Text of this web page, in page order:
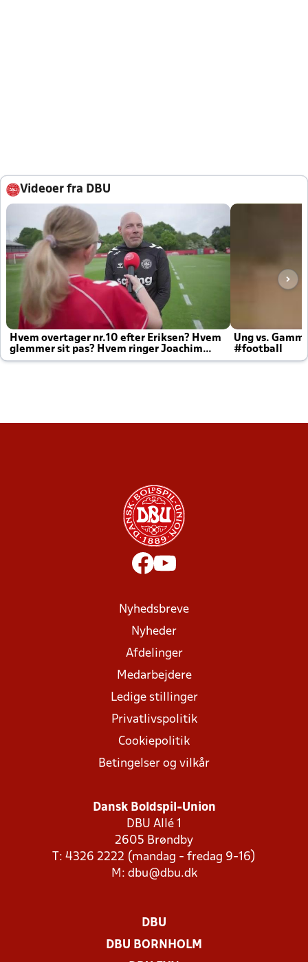
Videoer fra DBU
Hvem overtager nr.10 efter Eriksen? Hvem
glemmer sit pas? Hvem ringer Joachim
altid til efter kampe?
Ung vs.
#football
Nyhedsbreve
Nyheder
Afdelinger
Medarbejdere
Ledige stillinger
Privatlivspolitik
Cookiepolitik
Betingelser og vilkår
Dansk Boldspil-Union
DBU Allé 1
2605 Brøndby
T: 4326 2222 (mandag - fredag 9-16)
M: dbu@dbu.dk
DBU
DBU BORNHOLM